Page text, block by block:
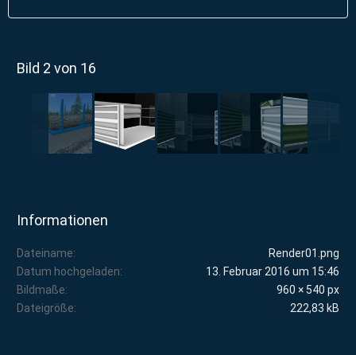
Bild 2 von 16
Informationen
Dateiname
Render01.png
Datum hochgeladen
13. Februar 2016 um 15:46
Bildmaße
960 × 540 px
Dateigröße
222,83 kB